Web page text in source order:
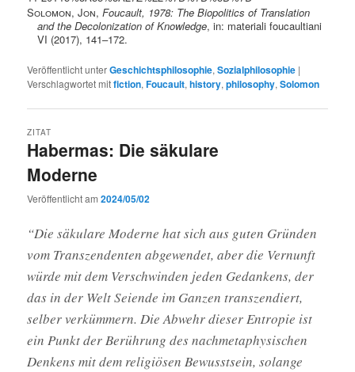
Solomon, Jon,Foucault, 1978: The Biopolitics of Translation
and the Decolonization of Knowledge, in: materiali foucaultiani
VI (2017), 141–172.
Veröffentlicht unterGeschichtsphilosophie,Sozialphilosophie |
Verschlagwortet mitfiction,Foucault,history,philosophy,Solomon
Habermas: Die säkulare
Moderne
ZITAT
Veröffentlicht am2024/05/02
“Die säkulare Moderne hat sich aus guten Gründen
vom Transzendenten abgewendet, aber die Vernunft
würde mit dem Verschwinden jeden Gedankens, der
das in der Welt Seiende im Ganzen transzendiert,
selber verkümmern. Die Abwehr dieser Entropie ist
ein Punkt der Berührung des nachmetaphysischen
Denkens mit dem religiösen Bewusstsein, solange